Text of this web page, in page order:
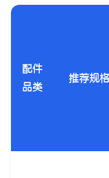
配件
品类
推荐规格